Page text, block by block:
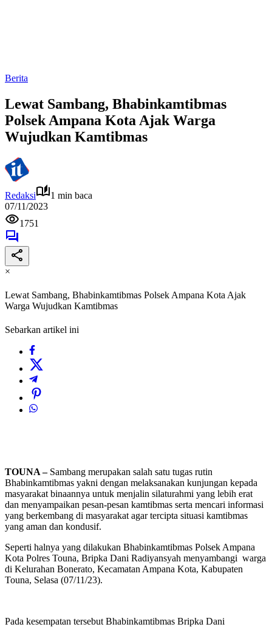
Berita
Lewat Sambang, Bhabinkamtibmas
Polsek Ampana Kota Ajak Warga
Wujudkan Kamtibmas
Redaksi
1 min baca
07/11/2023
1751
×
Lewat Sambang, Bhabinkamtibmas Polsek Ampana Kota Ajak
Warga Wujudkan Kamtibmas
Sebarkan artikel ini
TOUNA –Sambang merupakan salah satu tugas rutin
Bhabinkamtibmas yakni dengan melaksanakan kunjungan kepada
masyarakat binaannya untuk menjalin silaturahmi yang lebih erat
dan menyampaikan pesan-pesan kamtibmas serta mencari informasi
yang berkembang di masyarakat agar tercipta situasi kamtibmas
yang aman dan kondusif.
Seperti halnya yang dilakukan Bhabinkamtibmas Polsek Ampana
Kota Polres Touna, Bripka Dani Radiyansyah menyambangi warga
di Kelurahan Bonerato, Kecamatan Ampana Kota, Kabupaten
Touna, Selasa (07/11/23).
Pada kesempatan tersebut Bhabinkamtibmas Bripka Dani